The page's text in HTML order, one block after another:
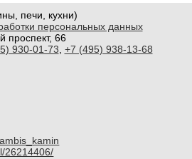
печи, кухни)
персональных данных
проспект, 66
930-01-73, +7 (495) 938-13-68
26214406/